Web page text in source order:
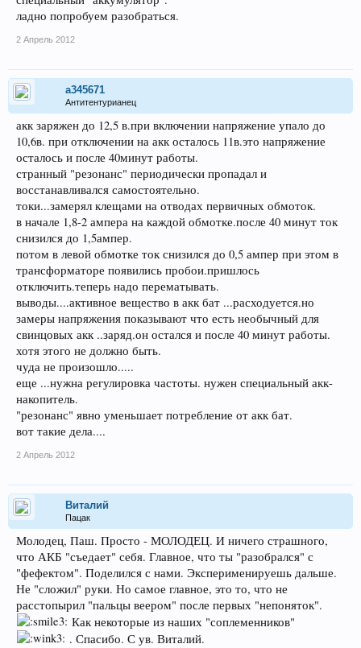
ладно попробуем разобраться.
2 Апрель 2012
a345671
Антитентурианец
акк заряжен до 12,5 в.при включении напряжение упало до
10,6в. при отключении на акк осталось 11в.это напряжение
осталось и после 40минут работы.
странный "резонанс" периодически пропадал и
восстанавливался самостоятельно.
токи...замерял клещами на отводах первичных обмоток.
в начале 1,8-2 ампера на каждой обмотке.после 40 минут ток
снизился до 1,5ампер.
потом в левой обмотке ток снизился до 0,5 ампер при этом в
трансформаторе появились пробои.пришлось
отключить.теперь надо перематывать.
выводы....активное вещество в акк бат ...расходуется.но
замеры напряжения показывают что есть необычный для
свинцовых акк ..заряд.он остался и после 40 минут работы.
хотя этого не должно быть.
чуда не произошло.....
еще ...нужна регулировка частоты. нужен специальный акк-
накопитель.
"резонанс" явно уменьшает потребление от акк бат.
вот такие дела....
2 Апрель 2012
Виталий
Пацак
Молодец, Паш. Просто - МОЛОДЕЦ. И ничего страшного,
что АКБ "съедает" себя. Главное, что ты "разобрался" с
"фефектом". Поделился с нами. Эксперименируешь дальше.
Не "сложил" руки. Но самое главное, это то, что не
расстопырил "пальцы веером" после первых "непоняток".
Как некоторые из наших "соплеменников"
. Спасибо. С ув. Виталий.